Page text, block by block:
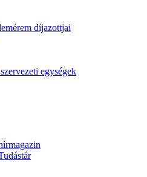
díjazottjai
egységek